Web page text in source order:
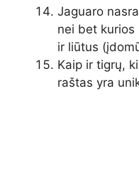
Jaguaro
nei bet
ir liūtus
Kaip ir tigrų,
raštas yra